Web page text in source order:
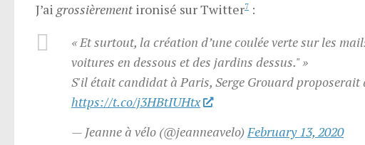
J’ai grossièrementironisé sur Twitter7 :
« Et surtout, la création d’une coulée verte sur les
voitures en dessous et des jardins dessus." »
S'il était candidat à Paris, Serge Grouard
https://t.co/j3HBtIUHtx
— Jeanne à vélo (@jeanneavelo) February 13, 2020